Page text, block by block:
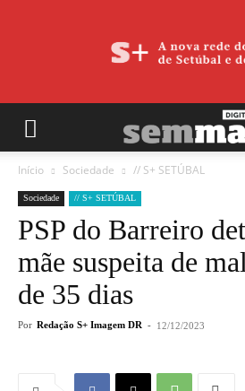
Início Sociedade // S+ SETÚBAL
Sociedade // S+ SETÚBAL
PSP do Barreiro
mãe suspeita de
de 35 dias
Por Redação S+ Imagem DR - 12/12/2023